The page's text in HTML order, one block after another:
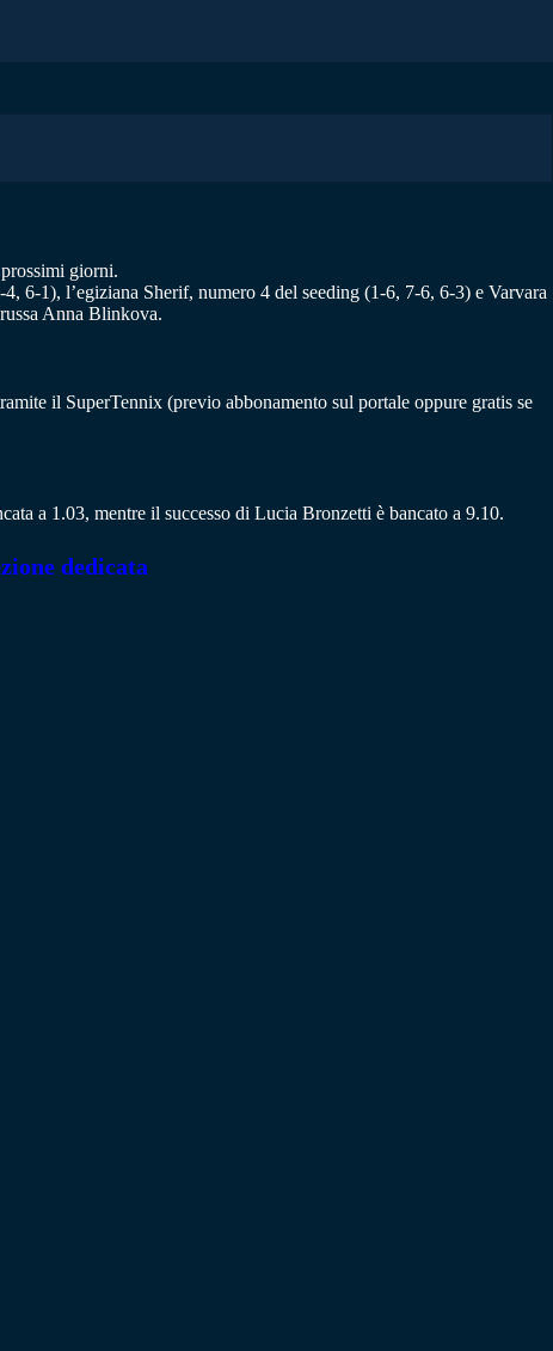
giorni.
6-1), l’egiziana Sherif, numero 4 del seeding (1-6, 7-6, 6-3) e Varvara
Anna Blinkova.
il SuperTennix (previo abbonamento sul portale oppure gratis se
a 1.03, mentre il successo di Lucia Bronzetti è bancato a 9.10.
dedicata